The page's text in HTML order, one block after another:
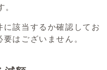
。
該当するか確認してお
はございません。